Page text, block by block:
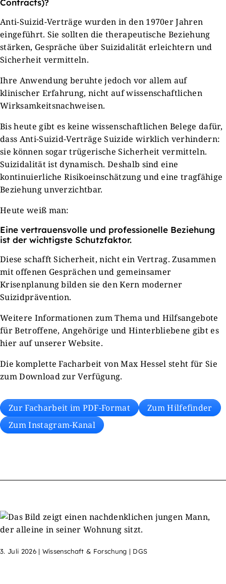
Contracts)?
Anti-Suizid-Verträge wurden in den 1970er Jahren
eingeführt. Sie sollten die therapeutische Beziehung
stärken, Gespräche über Suizidalität erleichtern und
Sicherheit vermitteln.
Ihre Anwendung beruhte jedoch vor allem auf
klinischer Erfahrung, nicht auf wissenschaftlichen
Wirksamkeitsnachweisen.
Bis heute gibt es keine wissenschaftlichen Belege dafür,
dass Anti-Suizid-Verträge Suizide wirklich verhindern:
sie können sogar trügerische Sicherheit vermitteln.
Suizidalität ist dynamisch. Deshalb sind eine
kontinuierliche Risikoeinschätzung und eine tragfähige
Beziehung unverzichtbar.
Heute weiß man:
Eine vertrauensvolle und professionelle Beziehung
ist der wichtigste Schutzfaktor.
Diese schafft Sicherheit, nicht ein Vertrag. Zusammen
mit offenen Gesprächen und gemeinsamer
Krisenplanung bilden sie den Kern moderner
Suizidprävention.
Weitere Informationen zum Thema und Hilfsangebote
für Betroffene, Angehörige und Hinterbliebene gibt es
hier auf unserer Website.
Die komplette Facharbeit von Max Hessel steht für Sie
zum Download zur Verfügung.
Zur Facharbeit im PDF-Format
Zum Hilfefinder
Zum Instagram-Kanal
3. Juli 2026| Wissenschaft & Forschung | DGS